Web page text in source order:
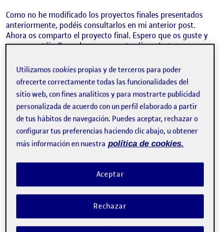
Como no he modificado los proyectos finales presentados
anteriormente, podéis consultarlos en mi anterior post.
Ahora os comparto el proyecto final. Espero que os guste y
me comentéis. Recordaros que me tenéis en Instagram, por
Proceso creativo.
Partí como base del trabajo de mi tercer experimento
llamado “El tarro anatómico”, explicado en el apartado 3.2.1.
de este dossier, donde exploré en el cambio de soporte del
dibujo y el dibujo expandido.
A este tarro le puse un foco de luz de un flexo desde
diferentes posiciones, utilizando las luces y sombras
generadas como de una nueva obra de dibujo expandido,
pues sabemos que la luz también dibuja y varía el aspecto
estético de los objetos sobre los que incide. Así realicé 8
fotografías diferentes, variando tanto ángulo como posición
del foco sobre el tarro, que no fue movido en ningún
momento, aumentando la riqueza y variedad de las nuevas
Utilizamoscookies propias y de terceros para poder
ofrecerte correctamente todas las funcionalidades del
sitio web, con fines analíticos y para mostrarte publicidad
personalizada de acuerdo con un perfil elaborado a partir
de tus hábitos de navegación. Puedes aceptar, rechazar o
configurar tus preferencias haciendo clic abajo, u obtener
más información en nuestra política de cookies.
Rechazar
Aceptar